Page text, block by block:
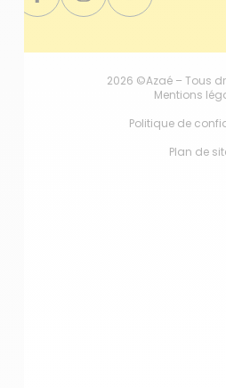
2026 ©Azaé – Tous
Mentions
Politique de
Plan de